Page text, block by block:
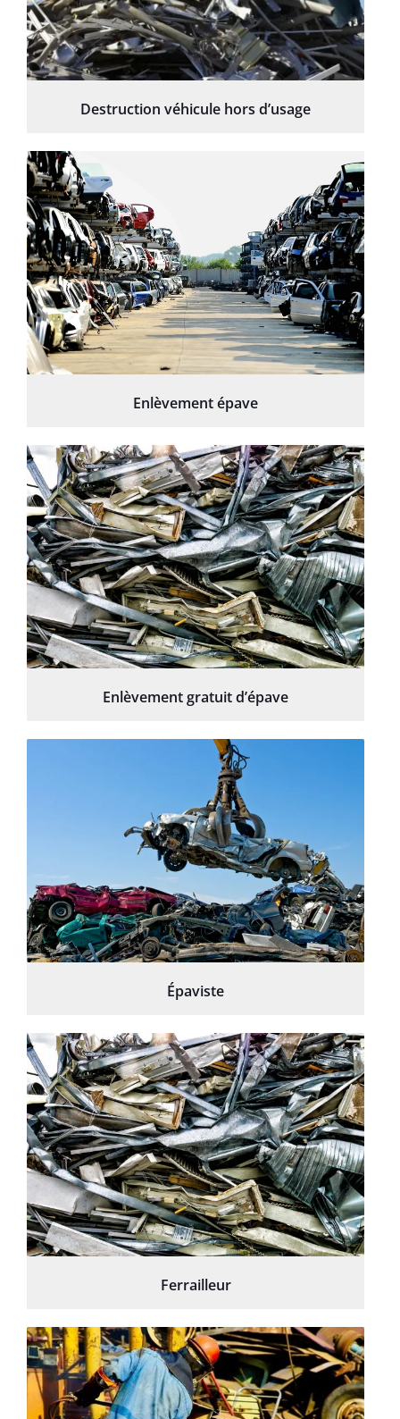
Destruction véhicule hors d’usage
Enlèvement épave
Enlèvement gratuit d’épave
Épaviste
Ferrailleur